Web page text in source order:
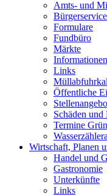
Amts- und
Bürgerservice
Formulare
Fundbüro
Märkte
Links
Öffentliche
Schäden und
Termine
Wirtschaft, Planen
Handel und
Gastronomie
Unterkünfte
Links